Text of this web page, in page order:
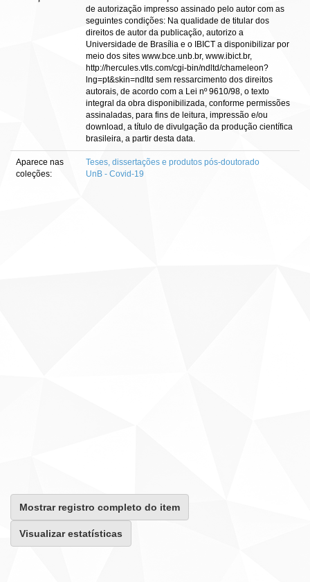
de autorização impresso assinado pelo autor com as
seguintes condições: Na qualidade de titular dos
direitos de autor da publicação, autorizo a
Universidade de Brasília e o IBICT a disponibilizar por
meio dos sites www.bce.unb.br, www.ibict.br,
http://hercules.vtls.com/cgi-bin/ndltd/chameleon?
lng=pt&skin=ndltd sem ressarcimento dos direitos
autorais, de acordo com a Lei nº 9610/98, o texto
integral da obra disponibilizada, conforme permissões
assinaladas, para fins de leitura, impressão e/ou
download, a título de divulgação da produção científica
brasileira, a partir desta data.
Aparece nas
coleções:
Teses, dissertações e produtos pós-doutorado
UnB - Covid-19
Mostrar registro completo do item
Visualizar estatísticas